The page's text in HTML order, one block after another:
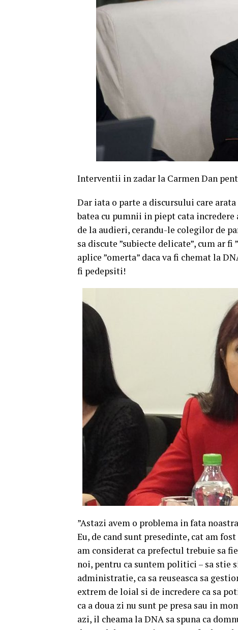
Interventii in zadar la Carmen Dan
Dar iata o parte a discursului care
batea cu pumnii in piept cata
de la audieri, cerandu-le colegilor de
sa discute ”subiecte delicate”, cum ar
aplice ”omerta” daca va fi chemat la
fi pedepsiti!
”Astazi avem o problema in fata
Eu, de cand sunt presedinte, cat am
am considerat ca prefectul trebuie sa
noi, pentru ca suntem politici – sa stie
administratie, ca sa reuseasca sa
extrem de loial si de incredere ca sa
ca a doua zi nu sunt pe presa sau in
azi, il cheama la DNA sa spuna ca